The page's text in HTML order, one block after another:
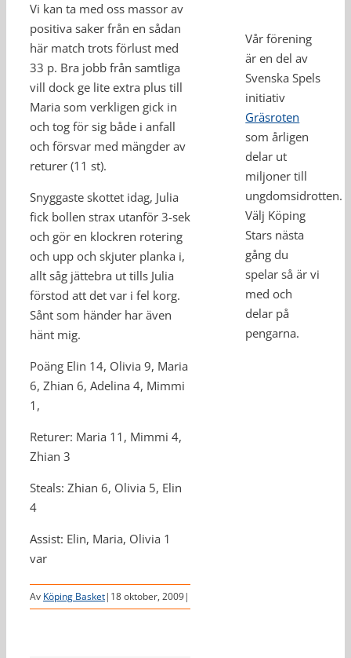
Vi kan ta med oss massor av
positiva saker från en sådan
här match trots förlust med
33 p. Bra jobb från samtliga
vill dock ge lite extra plus till
Maria som verkligen gick in
och tog för sig både i anfall
och försvar med mängder av
returer (11 st).
Snyggaste skottet idag, Julia
fick bollen strax utanför 3-sek
och gör en klockren rotering
och upp och skjuter planka i,
allt såg jättebra ut tills Julia
förstod att det var i fel korg.
Sånt som händer har även
hänt mig.
Poäng Elin 14, Olivia 9, Maria
6, Zhian 6, Adelina 4, Mimmi
1,
Returer: Maria 11, Mimmi 4,
Zhian 3
Steals: Zhian 6, Olivia 5, Elin
4
Assist: Elin, Maria, Olivia 1
var
Av Köping Basket| 18 oktober, 2009|
Vår förening
är en del av
Svenska Spels
initiativ
Gräsroten
som årligen
delar ut
miljoner till
ungdomsidrotten.
Välj Köping
Stars nästa
gång du
spelar så är vi
med och
delar på
pengarna.